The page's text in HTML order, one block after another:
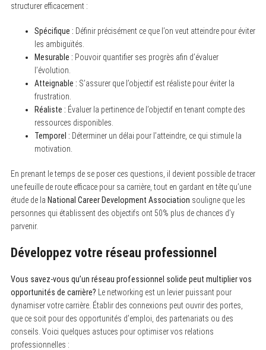
structurer efficacement :
Spécifique : Définir précisément ce que l’on veut atteindre pour éviter
les ambiguïtés.
Mesurable : Pouvoir quantifier ses progrès afin d’évaluer
l’évolution.
Atteignable : S’assurer que l’objectif est réaliste pour éviter la
frustration.
Réaliste : Évaluer la pertinence de l’objectif en tenant compte des
ressources disponibles.
Temporel : Déterminer un délai pour l’atteindre, ce qui stimule la
motivation.
En prenant le temps de se poser ces questions, il devient possible de tracer
une feuille de route efficace pour sa carrière, tout en gardant en tête qu’une
étude de la National Career Development Association souligne que les
personnes qui établissent des objectifs ont 50% plus de chances d’y
parvenir.
Développez votre réseau professionnel
Vous savez-vous qu’un réseau professionnel solide peut multiplier vos
opportunités de carrière? Le networking est un levier puissant pour
dynamiser votre carrière. Établir des connexions peut ouvrir des portes,
que ce soit pour des opportunités d’emploi, des partenariats ou des
conseils. Voici quelques astuces pour optimiser vos relations
professionnelles :